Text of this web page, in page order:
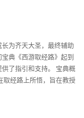
为齐天大圣，最终辅助
典《西游取经路》起到
了指引和支持。 宝典概
取经路上所悟，旨在教授